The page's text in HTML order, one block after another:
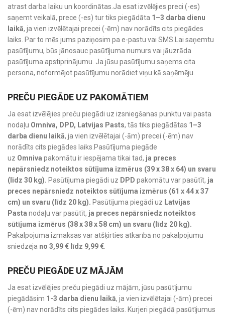
atrast darba laiku un koordinātas.Ja esat izvēlējies preci (-es)
saņemt veikalā, prece (-es) tur tiks piegādāta 1–3 darba dienu
laikā, ja vien izvēlētajai precei (-ēm) nav norādīts cits piegādes
laiks. Par to mēs jums paziņosim pa e-pastu vai SMS.Lai saņemtu
pasūtījumu, būs jānosauc pasūtījuma numurs vai jāuzrāda
pasūtījuma apstiprinājumu. Ja jūsu pasūtījumu saņems cita
persona, noformējot pasūtījumu norādiet viņu kā saņēmēju.
PREČU PIEGĀDE UZ PAKOMĀTIEM
Ja esat izvēlējies preču piegādi uz izsniegšanas punktu vai pasta
nodaļu Omniva, DPD, Latvijas Pasts, tās tiks piegādātas 1–3
darba dienu laikā, ja vien izvēlētajai (-ām) precei (-ēm) nav
norādīts cits piegādes laiks.Pasūtījuma piegāde
uz Omniva pakomātu ir iespējama tikai tad, ja preces
nepārsniedz noteiktos sūtījuma izmērus (39 x 38 x 64) un svaru
(līdz 30 kg). Pasūtījuma piegādi uz DPD pakomātu var pasūtīt, ja
preces nepārsniedz noteiktos sūtījuma izmērus (61 x 44 x 37
cm) un svaru (līdz 20 kg). Pasūtījuma piegādi uz Latvijas
Pasta nodaļu var pasūtīt, ja preces nepārsniedz noteiktos
sūtījuma izmērus (38 x 38 x 58 cm) un svaru (līdz 20 kg).
Pakalpojuma izmaksas var atšķirties atkarībā no pakalpojumu
sniedzēja no 3,99 € līdz 9,99 €
PREČU PIEGĀDE UZ MĀJĀM
Ja esat izvēlējies preču piegādi uz mājām, jūsu pasūtījumu
piegādāsim 1-3 darba dienu laikā, ja vien izvēlētajai (-ām) precei
(-ēm) nav norādīts cits piegādes laiks. Kurjeri piegādā pasūtījumus